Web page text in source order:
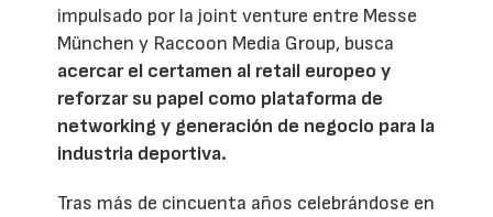
impulsado por la joint venture entre Messe
München y Raccoon Media Group, busca
acercar el certamen al retail europeo y
reforzar su papel como plataforma de
networking y generación de negocio para la
industria deportiva.
Tras más de cincuenta años celebrándose en